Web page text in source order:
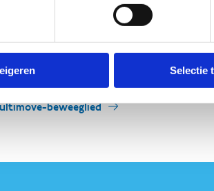
Selectie
beweeglied'
uit volle borst mee
en leer het liedje zelf spelen
beweeglied